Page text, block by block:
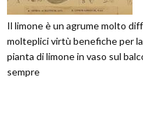
Il limone è un agrume molto
molteplici virtù benefiche per
pianta di limone in vaso sul
sempre